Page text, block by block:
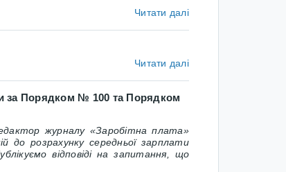
Читати далі
Читати далі
за Порядком № 100 та Порядком
журналу «Заробітна плата»
розрахунку середньої зарплати
відповіді на запитання, що